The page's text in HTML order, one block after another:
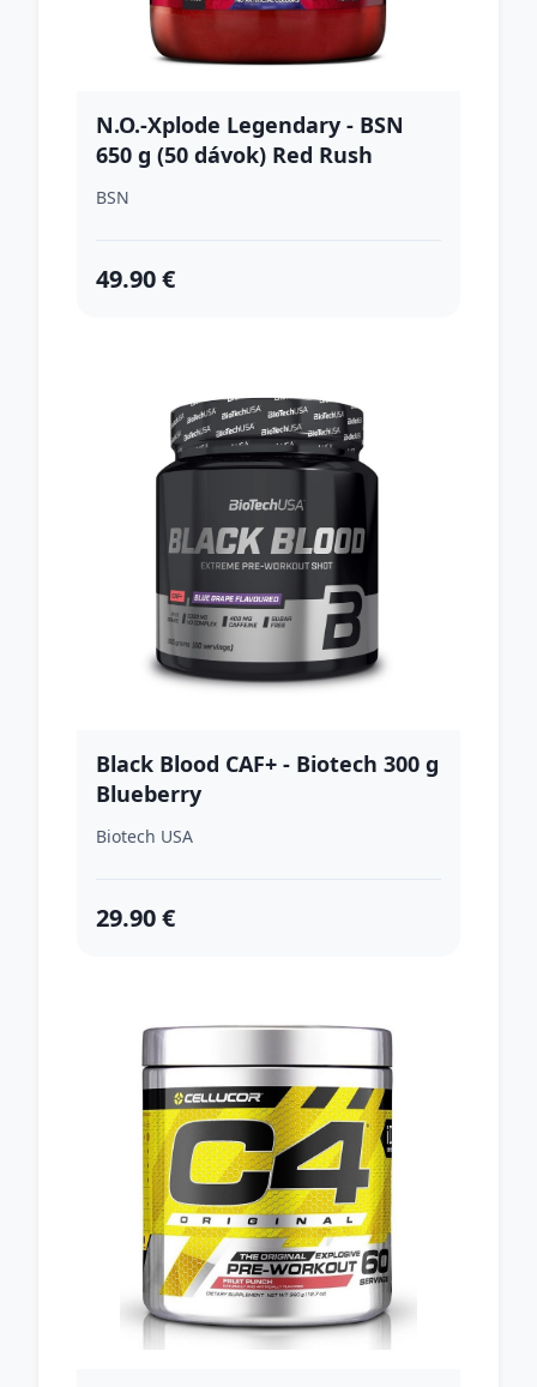
N.O.-Xplode Legendary - BSN
650 g (50 dávok) Red Rush
BSN
49.90 €
Black Blood CAF+ - Biotech 300 g
Blueberry
Biotech USA
29.90 €